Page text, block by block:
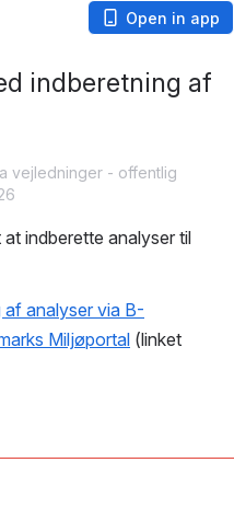
Open in app
indberetning af
vejledninger - offentlig
indberette analyser til
af analyser via B-
Miljøportal (linket